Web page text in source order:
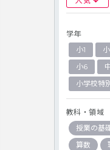
学年
小1
小6
小学校特
教科・領域
授業の基
算数